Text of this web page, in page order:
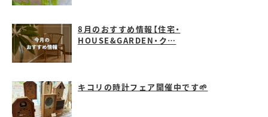
8月のおすすめ情報【住宅・
HOUSE&GARDEN・ク…
キコリの時計フェア開催中です🌱